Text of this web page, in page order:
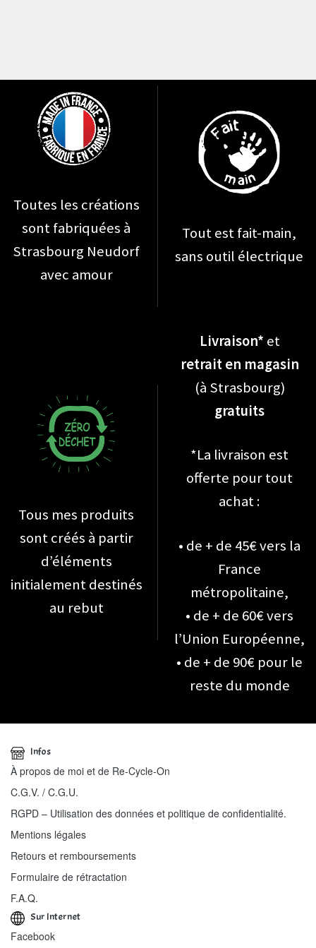
Toutes les créations
sont fabriquées à
Strasbourg Neudorf
avec amour
Tout est fait-main,
sans outil électrique
Tous mes produits
sont créés à partir
d’éléments
initialement destinés
au rebut
Livraison* et
retrait en magasin
(à Strasbourg)
gratuits
*La livraison est
offerte pour tout
achat :
• de + de 45€ vers la
France
métropolitaine,
• de + de 60€ vers
l’Union Européenne,
• de + de 90€ pour le
reste du monde
Infos
À propos de moi et de Re-Cycle-On
C.G.V. / C.G.U.
RGPD – Utilisation des données et politique de confidentialité.
Mentions légales
Retours et remboursements
Formulaire de rétractation
F.A.Q.
Sur Internet
Facebook